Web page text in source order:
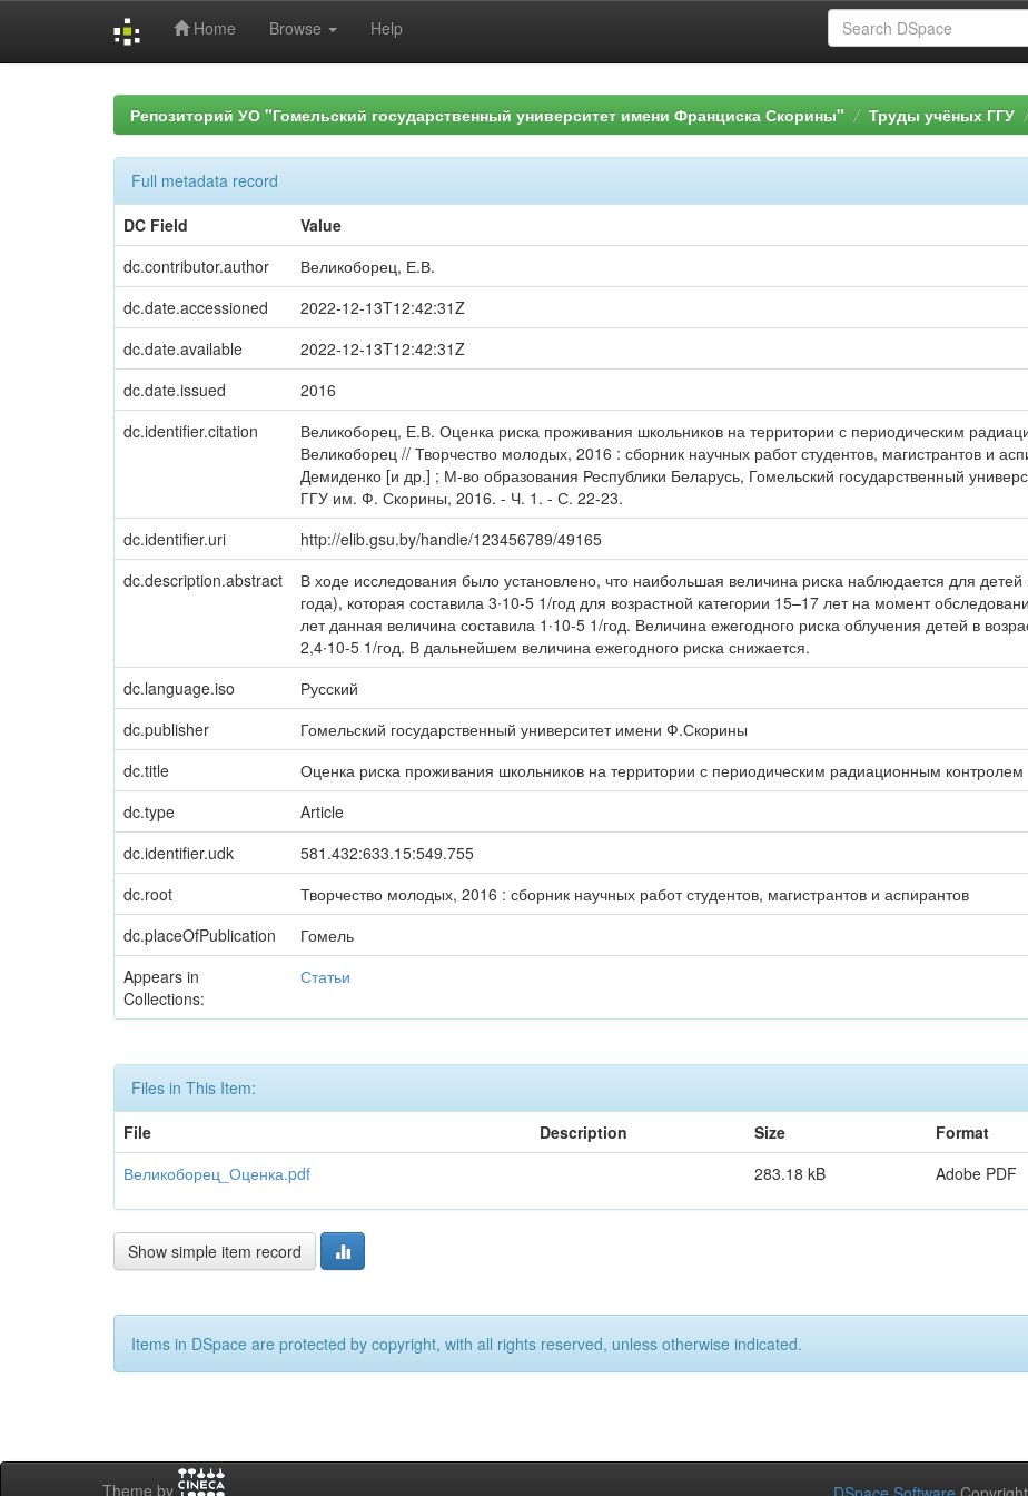
Home Browse Help
Репозиторий УО "Гомельский государственный университет имени Франциска Скорины" Труды учёных ГГУ
Full metadata record
DC Field
Value
dc.contributor.author
Великоборец, Е.В.
dc.date.accessioned
2022-12-13T12:42:31Z
dc.date.available
2022-12-13T12:42:31Z
dc.date.issued
2016
dc.identifier.citation
Великоборец, Е.В. Оценка риска проживания школьников на территории с периодическим
Великоборец // Творчество молодых, 2016 : сборник научных работ студентов, магистрантов и
Демиденко [и др.] ; М-во образования Республики Беларусь, Гомельский государственный
ГГУ им. Ф. Скорины, 2016. - Ч. 1. - С. 22-23.
dc.identifier.uri http://elib.gsu.by/handle/123456789/49165
dc.description.abstract
В ходе исследования было установлено, что наибольшая величина риска наблюдается для детей
года), которая составила 3∙10-5 1/год для возрастной категории 15–17 лет на момент
лет данная величина составила 1∙10-5 1/год. Величина ежегодного риска облучения детей в
2,4∙10-5 1/год. В дальнейшем величина ежегодного риска снижается.
dc.language.iso Русский
dc.publisher
Гомельский государственный университет имени Ф.Скорины
dc.title
Оценка риска проживания школьников на территории с периодическим радиационным контролем
dc.type
Article
dc.identifier.udk
581.432:633.15:549.755
dc.root
Творчество молодых, 2016 : сборник научных работ студентов, магистрантов и аспирантов
dc.placeOfPublication
Гомель
Appears in
Collections:
Статьи
Files in This Item:
File
Description Size
Format
Великоборец_Оценка.pdf
283.18 kB Adobe PDF
Show simple item record
Items in DSpace are protected by copyright, with all rights reserved, unless otherwise indicated.
Theme by